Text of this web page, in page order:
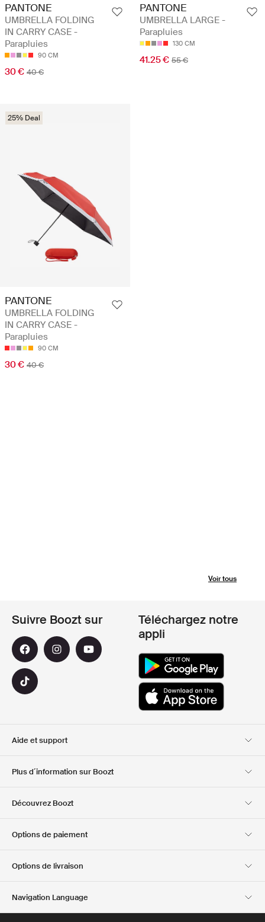
PANTONE
UMBRELLA FOLDING
IN CARRY CASE -
Parapluies
90 CM
30 € 40 €
PANTONE
UMBRELLA LARGE -
Parapluies
130 CM
41.25 € 55 €
25% Deal
PANTONE
UMBRELLA FOLDING
IN CARRY CASE -
Parapluies
90 CM
30 € 40 €
Voir tous
Aide et support
Plus d´information sur Boozt
Club Boozt
Découvrez Boozt
Suivre Boozt sur
Téléchargez notre
appli
Options de paiement
Options de livraison
Navigation Language